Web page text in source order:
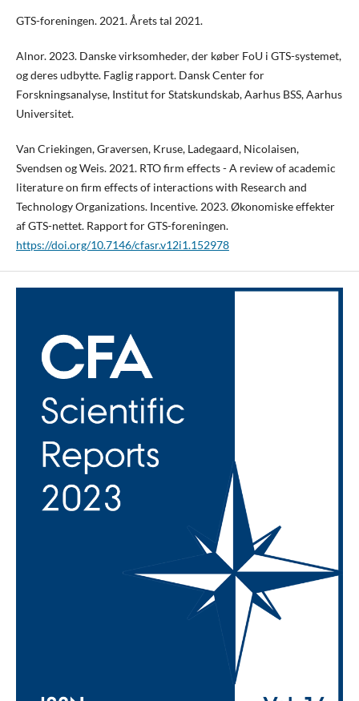
GTS-foreningen. 2021. Årets tal 2021.
Alnor. 2023. Danske virksomheder, der køber FoU i GTS-systemet,
og deres udbytte. Faglig rapport. Dansk Center for
Forskningsanalyse, Institut for Statskundskab, Aarhus BSS, Aarhus
Universitet.
Van Criekingen, Graversen, Kruse, Ladegaard, Nicolaisen,
Svendsen og Weis. 2021. RTO firm effects - A review of academic
literature on firm effects of interactions with Research and
Technology Organizations. Incentive. 2023. Økonomiske effekter
af GTS-nettet. Rapport for GTS-foreningen.
https://doi.org/10.7146/cfasr.v12i1.152978